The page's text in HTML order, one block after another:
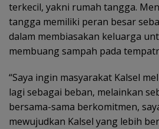
terkecil, yakni rumah tangga.
tangga memiliki peran besar
dalam membiasakan keluarga
membuang sampah pada
‎“Saya ingin masyarakat Kalsel
lagi sebagai beban, melainkan
bersama-sama berkomitmen,
mewujudkan Kalsel yang lebih